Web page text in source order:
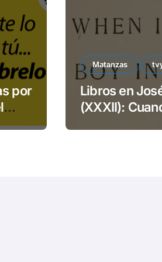
o
por
Matanzas
Libros en
(XXXII):